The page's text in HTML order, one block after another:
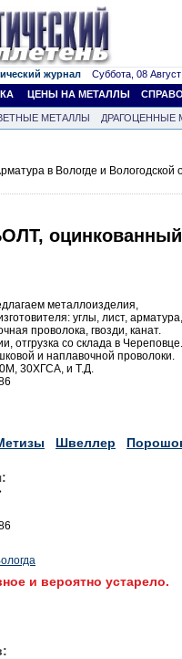
журнал Суббота, 08 Август
ЦЕНЫ НА МЕТАЛЛЫ
МЕТАЛЛЫ ДРАГОЦЕННЫЕ
в Вологде и Вологодской
металлоизделия,
углы, лист,
проволока, гвозди, канат.
отгрузка со склада в Череповце.
и наплавочной проволоки.
30ХГСА, и Т.Д.
Швеллер
и вероятно устарело.